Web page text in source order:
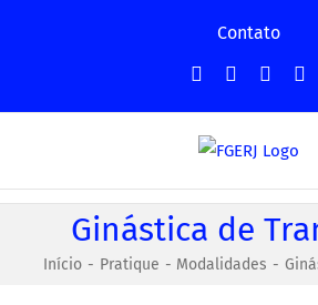
conteúdo
Contato
FacebookInstagram
Ginástica de
Início Pratique Modalidades